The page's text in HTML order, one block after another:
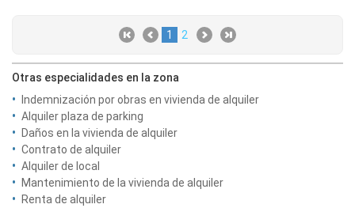
1 2
Otras especialidades en la zona
Indemnización por obras en vivienda de alquiler
Alquiler plaza de parking
Daños en la vivienda de alquiler
Contrato de alquiler
Alquiler de local
Mantenimiento de la vivienda de alquiler
Renta de alquiler